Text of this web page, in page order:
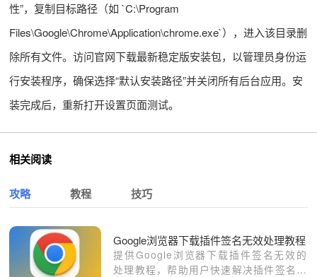
性”，复制目标路径（如 `C:\Program
Files\Google\Chrome\Application\chrome.exe`），进入该目录删
除所有文件。访问官网下载最新稳定版安装包，以管理员身份运
行安装程序，确保选择“默认安装路径”并关闭所有后台应用。安
装完成后，重新打开设置页面测试。
相关阅读
攻略 教程 技巧
Google浏览器下载插件签名无效处理教程
提供Google浏览器下载插件签名无效的
处理教程，帮助用户快速解决插件签名异